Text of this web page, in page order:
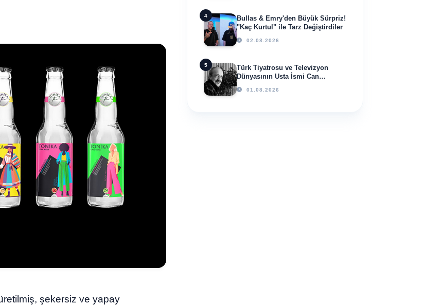
şekersiz ve yapay
4
Bullas & Emry'den Büyük Sürpriz!
"Kaç Kurtul" ile Tarz Değiştirdiler
02.08.2026
5
Türk Tiyatrosu ve Televizyon
Dünyasının Usta İsmi Can
Kolukısa Hayatını Kaybetti
01.08.2026